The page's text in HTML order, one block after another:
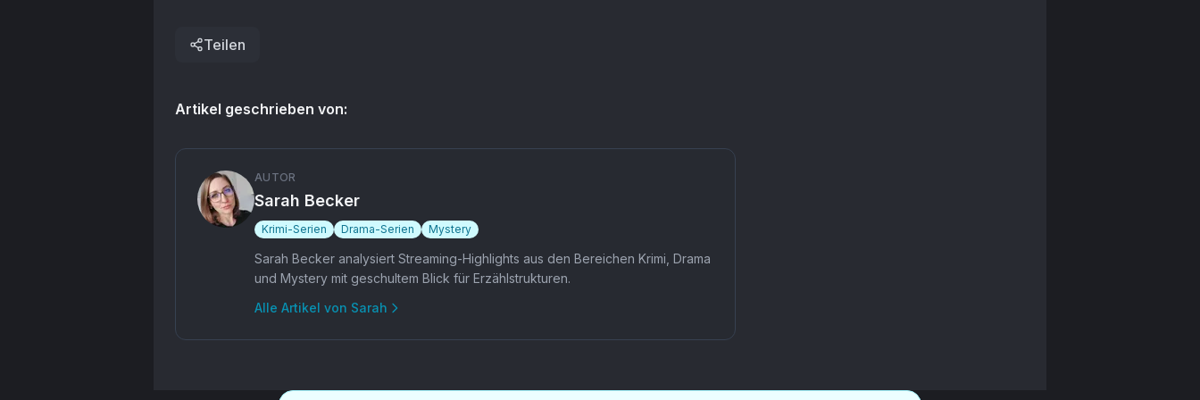
auf Großbritannien und
Teilen
Artikel geschrieben von:
AUTOR
Sarah Becker
Krimi-Serien Drama-Serien Mystery
Sarah Becker analysiert Streaming-Highlights aus den Bereichen Krimi, Drama
und Mystery mit geschultem Blick für Erzählstrukturen.
Alle Artikel von Sarah